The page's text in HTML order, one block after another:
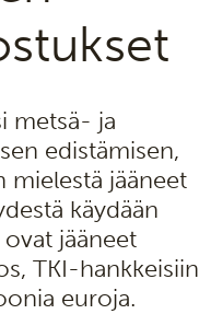
metsä- ja
edistämisen,
jääneet
käydään
jääneet
TKI-hankkeisiin
euroja.